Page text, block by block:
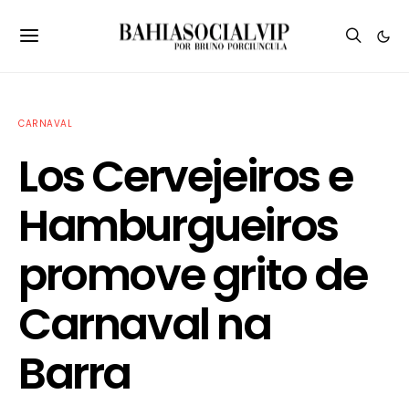
CARNAVAL
Los Cervejeiros e
Hamburgueiros
promove grito de
Carnaval na
Barra